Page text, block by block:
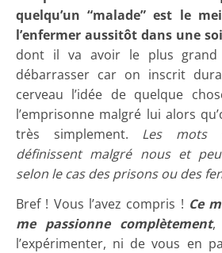
quelqu’un “malade” est le
l’enfermer aussitôt dans une
dont il va avoir le plus
débarrasser car on inscrit
cerveau l’idée de quelque
l’emprisonne malgré lui alors
très simplement. Les mots
définissent malgré nous et
selon le cas des prisons ou des
Bref ! Vous l’avez compris ! Ce
me passionne complètement,
l’expérimenter, ni de vous en